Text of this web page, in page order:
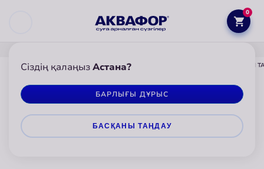
Сіздің қалаңызАстана?
БАРЛЫҒЫ ДҰРЫС
БАСҚАНЫ ТАҢДАУ
0
АКВАФОР КОТТЕДЖГЕ АРНАЛҒАН СҮЗГІЛЕР ҰҢҒЫМАЛАРДАН СУДЫ
Ұңғымалардан суды тазартуға